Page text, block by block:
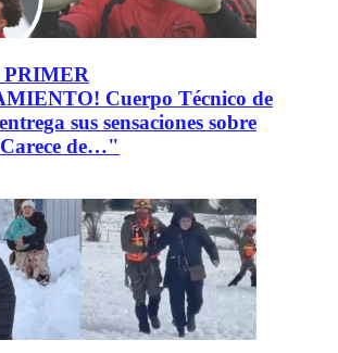
PRIMER
Cuerpo Técnico de
sus sensaciones sobre
de…"